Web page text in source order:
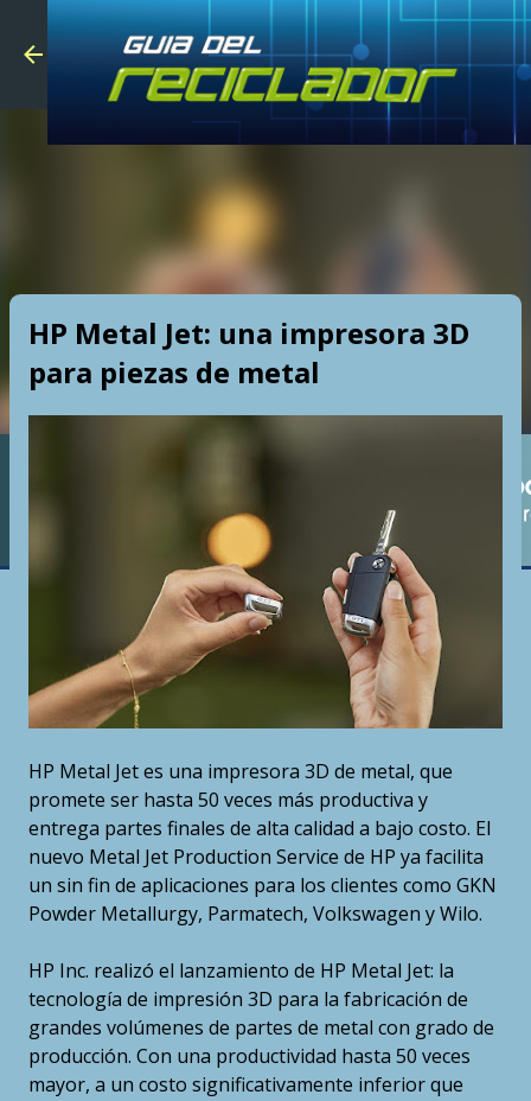
Skip to
HP Metal Jet: una impresora 3D
para piezas de metal
HP Metal Jet es una impresora 3D de metal, que
promete ser hasta 50 veces más productiva y
entrega partes finales de alta calidad a bajo costo. El
nuevo Metal Jet Production Service de HP ya facilita
un sin fin de aplicaciones para los clientes como GKN
Powder Metallurgy, Parmatech, Volkswagen y Wilo.
HP Inc. realizó el lanzamiento de HP Metal Jet: la
tecnología de impresión 3D para la fabricación de
grandes volúmenes de partes de metal con grado de
producción. Con una productividad hasta 50 veces
mayor, a un costo significativamente inferior que